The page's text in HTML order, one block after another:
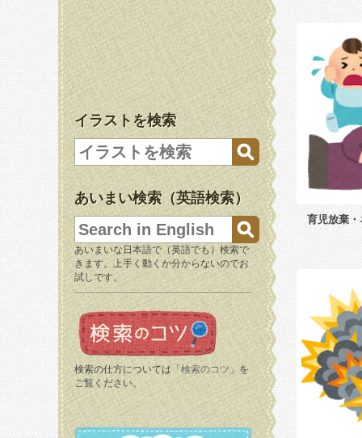
イラストを検索
あいまい検索（英語検索）
あいまいな日本語で（英語でも）検索で
きます。上手く動くか分からないのでお
試しです。
検索の仕方については「 検索のコツ 」を
ご覧ください。
育児放棄